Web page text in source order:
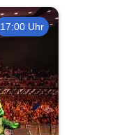
17:00 Uhr